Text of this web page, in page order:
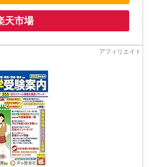
天市場